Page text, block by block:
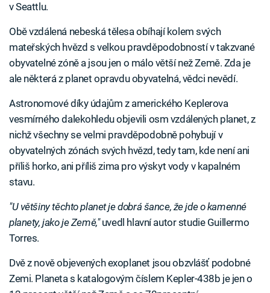
v Seattlu.
Obě vzdálená nebeská tělesa obíhají kolem svých
mateřských hvězd s velkou pravděpodobností v takzvané
obyvatelné zóně a jsou jen o málo větší než Země. Zda je
ale některá z planet opravdu obyvatelná, vědci nevědí.
Astronomové díky údajům z amerického Keplerova
vesmírného dalekohledu objevili osm vzdálených planet, z
nichž všechny se velmi pravděpodobně pohybují v
obyvatelných zónách svých hvězd, tedy tam, kde není ani
příliš horko, ani příliš zima pro výskyt vody v kapalném
stavu.
"U většiny těchto planet je dobrá šance, že jde o kamenné
planety, jako je Země,"uvedl hlavní autor studie Guillermo
Torres.
Dvě z nově objevených exoplanet jsou obzvlášť podobné
Zemi. Planeta s katalogovým číslem Kepler-438b je jen o